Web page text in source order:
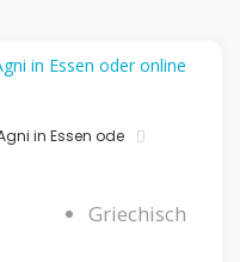
in Essen ode
Griechisch